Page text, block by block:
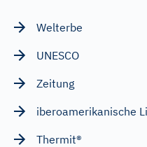
Welterbe
UNESCO
Zeitung
iberoamerikanische
Thermit®